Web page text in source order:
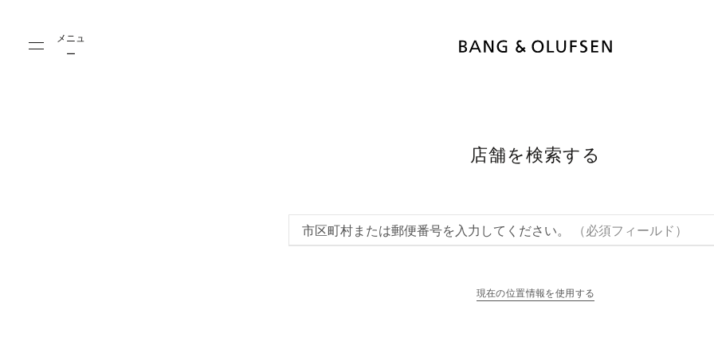
メニュ
ー
店舗を検索する
市区町村または郵便番号を入力してください。 （必須フィールド）
現在の位置情報を使用する